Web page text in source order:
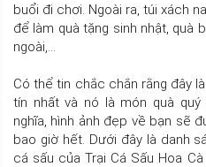
buổi đi chơi. Ngoài ra, túi xách
để làm quà tặng sinh nhật, quà
ngoài,...
Có thể tin chắc chắn rằng đây
tín nhất và nó là món quà
nghĩa, hình ảnh đẹp về bạn sẽ
bao giờ hết. Dưới đây là danh
cá sấu của Trại Cá Sấu Hoa Cà